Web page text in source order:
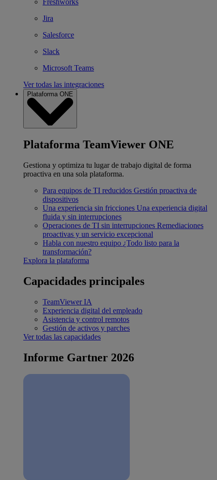
Freshworks
Jira
Salesforce
Slack
Microsoft Teams
Ver todas las integraciones
Plataforma ONE
Plataforma TeamViewer ONE
Gestiona y optimiza tu lugar de trabajo digital de forma
proactiva en una sola plataforma.
Para equipos de TI reducidos Gestión proactiva de
dispositivos
Una experiencia sin fricciones Una experiencia digital
fluida y sin interrupciones
Operaciones de TI sin interrupciones Remediaciones
proactivas y un servicio excepcional
Habla con nuestro equipo ¿Todo listo para la
transformación?
Explora la plataforma
Capacidades principales
TeamViewer IA
Experiencia digital del empleado
Asistencia y control remotos
Gestión de activos y parches
Ver todas las capacidades
Informe Gartner 2026